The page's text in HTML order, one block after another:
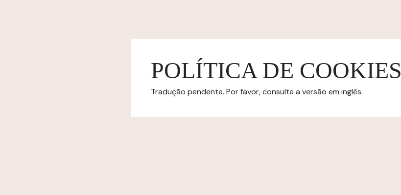
POLÍTICA DE COOKIES
Tradução pendente. Por favor, consulte a versão em inglês.